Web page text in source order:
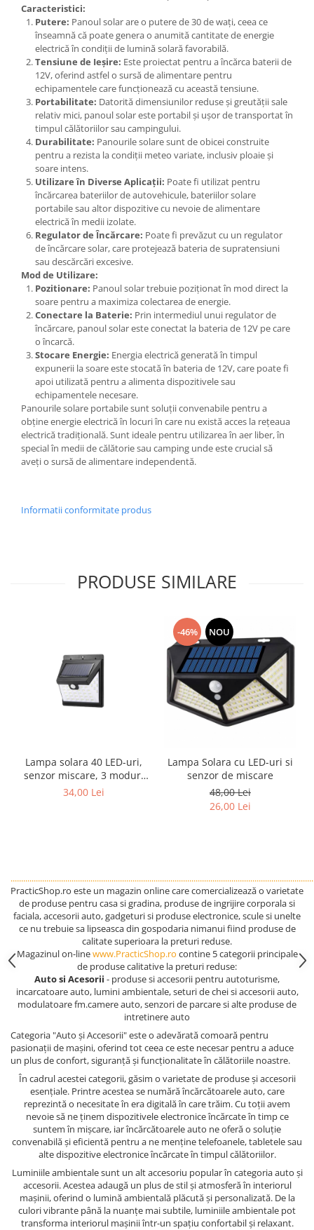
Caracteristici:
Putere: Panoul solar are o putere de 30 de wați, ceea ce
înseamnă că poate genera o anumită cantitate de energie
electrică în condiții de lumină solară favorabilă.
Tensiune de Ieșire: Este proiectat pentru a încărca baterii de
12V, oferind astfel o sursă de alimentare pentru
echipamentele care funcționează cu această tensiune.
Portabilitate: Datorită dimensiunilor reduse și greutății sale
relativ mici, panoul solar este portabil și ușor de transportat în
timpul călătoriilor sau campingului.
Durabilitate: Panourile solare sunt de obicei construite
pentru a rezista la condiții meteo variate, inclusiv ploaie și
soare intens.
Utilizare în Diverse Aplicații: Poate fi utilizat pentru
încărcarea bateriilor de autovehicule, bateriilor solare
portabile sau altor dispozitive cu nevoie de alimentare
electrică în medii izolate.
Regulator de Încărcare: Poate fi prevăzut cu un regulator
de încărcare solar, care protejează bateria de supratensiuni
sau descărcări excesive.
Mod de Utilizare:
Pozitionare: Panoul solar trebuie poziționat în mod direct la
soare pentru a maximiza colectarea de energie.
Conectare la Baterie: Prin intermediul unui regulator de
încărcare, panoul solar este conectat la bateria de 12V pe care
o încarcă.
Stocare Energie: Energia electrică generată în timpul
expunerii la soare este stocată în bateria de 12V, care poate fi
apoi utilizată pentru a alimenta dispozitivele sau
echipamentele necesare.
Panourile solare portabile sunt soluții convenabile pentru a
obține energie electrică în locuri în care nu există acces la rețeaua
electrică tradițională. Sunt ideale pentru utilizarea în aer liber, în
special în medii de călătorie sau camping unde este crucial să
aveți o sursă de alimentare independentă.
Informatii conformitate produs
PRODUSE SIMILARE
Lampa solara 40 LED-uri,
senzor miscare, 3 moduri
de functionare, lumina
34,00 Lei
-46% NOU
Lampa Solara cu LED-uri si
senzor de miscare
48,00 Lei
26,00 Lei
PracticShop.ro este un magazin online care comercializează o varietate
de produse pentru casa si gradina, produse de ingrijire corporala si
faciala, accesorii auto, gadgeturi si produse electronice, scule si unelte
ce nu trebuie sa lipseasca din gospodaria nimanui fiind produse de
calitate superioara la preturi reduse.
Magazinul on-linewww.PracticShop.ro contine 5 categorii principale
de produse calitative la preturi reduse:
Auto si Acesorii - produse si accesorii pentru autoturisme,
incarcatoare auto, lumini ambientale, seturi de chei si accesorii auto,
modulatoare fm.camere auto, senzori de parcare si alte produse de
intretinere auto
Categoria "Auto și Accesorii" este o adevărată comoară pentru
pasionații de mașini, oferind tot ceea ce este necesar pentru a aduce
un plus de confort, siguranță și funcționalitate în călătoriile noastre.
În cadrul acestei categorii, găsim o varietate de produse și accesorii
esențiale. Printre acestea se numără încărcătoarele auto, care
reprezintă o necesitate în era digitală în care trăim. Cu toții avem
nevoie să ne ținem dispozitivele electronice încărcate în timp ce
suntem în mișcare, iar încărcătoarele auto ne oferă o soluție
convenabilă și eficientă pentru a ne menține telefoanele, tabletele sau
alte dispozitive electronice încărcate în timpul călătoriilor.
Luminiile ambientale sunt un alt accesoriu popular în categoria auto și
accesorii. Acestea adaugă un plus de stil și atmosferă în interiorul
mașinii, oferind o lumină ambientală plăcută și personalizată. De la
culori vibrante până la nuanțe mai subtile, luminiile ambientale pot
transforma interiorul mașinii într-un spațiu confortabil și relaxant.